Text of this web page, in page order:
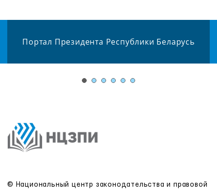
Портал Президента Республики Беларусь
© Национальный центр законодательства и правовой